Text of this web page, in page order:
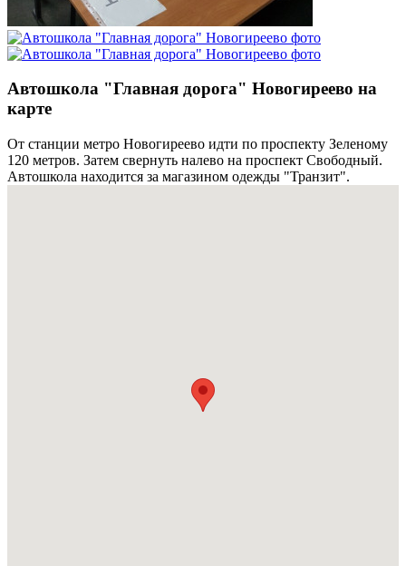
Автошкола "Главная дорога" Новогиреево на
карте
От станции метро Новогиреево идти по проспекту Зеленому
120 метров. Затем свернуть налево на проспект Свободный.
Автошкола находится за магазином одежды "Транзит".